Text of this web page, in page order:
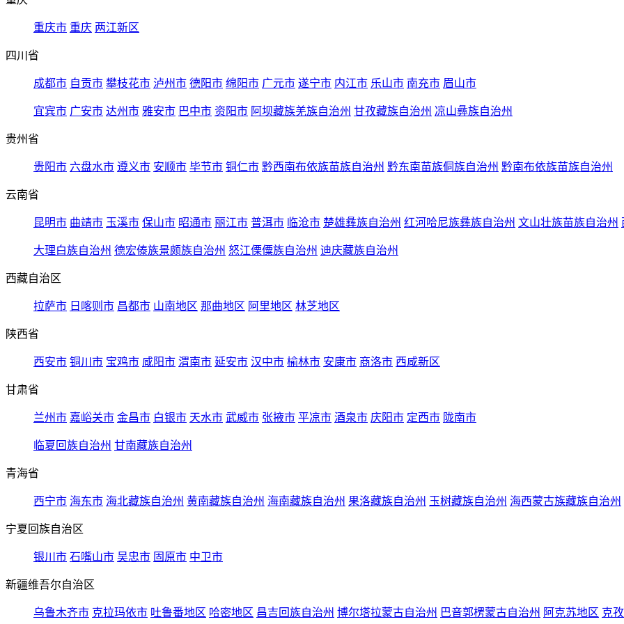
重庆市 重庆 两江新区
四川省
成都市 自贡市 攀枝花市 泸州市 德阳市 绵阳市 广元市 遂宁市 内江市 乐山市 南充市 眉山市
宜宾市 广安市 达州市 雅安市 巴中市 资阳市 阿坝藏族羌族自治州 甘孜藏族自治州 凉山彝族自治州
贵州省
贵阳市 六盘水市 遵义市 安顺市 毕节市 铜仁市 黔西南布依族苗族自治州 黔东南苗族侗族自治州 黔南布依族苗族自治州
云南省
昆明市 曲靖市 玉溪市 保山市 昭通市 丽江市 普洱市 临沧市 楚雄彝族自治州 红河哈尼族彝族自治州 文山壮族苗族自治州
大理白族自治州 德宏傣族景颇族自治州 怒江傈僳族自治州 迪庆藏族自治州
西藏自治区
拉萨市 日喀则市 昌都市 山南地区 那曲地区 阿里地区 林芝地区
陕西省
西安市 铜川市 宝鸡市 咸阳市 渭南市 延安市 汉中市 榆林市 安康市 商洛市 西咸新区
甘肃省
兰州市 嘉峪关市 金昌市 白银市 天水市 武威市 张掖市 平凉市 酒泉市 庆阳市 定西市 陇南市
临夏回族自治州 甘南藏族自治州
青海省
西宁市 海东市 海北藏族自治州 黄南藏族自治州 海南藏族自治州 果洛藏族自治州 玉树藏族自治州 海西蒙古族藏族自治州
宁夏回族自治区
银川市 石嘴山市 吴忠市 固原市 中卫市
新疆维吾尔自治区
乌鲁木齐市 克拉玛依市 吐鲁番地区 哈密地区 昌吉回族自治州 博尔塔拉蒙古自治州 巴音郭楞蒙古自治州 阿克苏地区 克